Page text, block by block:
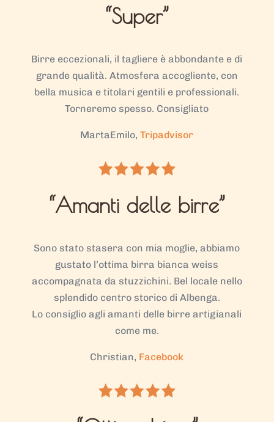
“Super”
Birre eccezionali, il tagliere è abbondante e di
grande qualità. Atmosfera accogliente, con
bella musica e titolari gentili e professionali.
Torneremo spesso. Consigliato
MartaEmilo,Tripadvisor
“Amanti delle birre”
Sono stato stasera con mia moglie, abbiamo
gustato l’ottima birra bianca weiss
accompagnata da stuzzichini. Bel locale nello
splendido centro storico di Albenga.
Lo consiglio agli amanti delle birre artigianali
come me.
Christian, Facebook